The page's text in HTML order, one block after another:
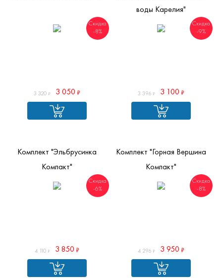
3 320 3 050
Скидка
-8%
воды Карелия"
3 396 3 100
Скидка
-9%
Комплект "Эльбрусинка
Компакт"
4 110 3 850
Скидка
-6%
Комплект "Горная Вершина
Компакт"
4 296 3 950
Скидка
-8%